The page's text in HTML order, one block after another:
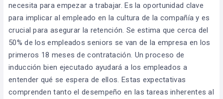
necesita para empezar a trabajar. Es la oportunidad clave
para implicar al empleado en la cultura de la compañía y es
crucial para asegurar la retención. Se estima que cerca del
50% de los empleados seniors se van de la empresa en los
primeros 18 meses de contratación. Un proceso de
inducción bien ejecutado ayudará a los empleados a
entender qué se espera de ellos. Estas expectativas
comprenden tanto el desempeño en las tareas inherentes al